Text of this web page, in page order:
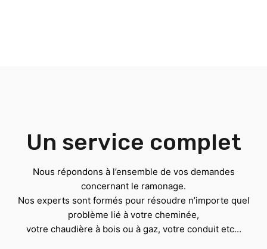
Un service complet
Nous répondons à l’ensemble de vos demandes
concernant le ramonage.
Nos experts sont formés pour résoudre n’importe quel
problème lié à votre cheminée,
votre chaudière à bois ou à gaz, votre conduit etc…